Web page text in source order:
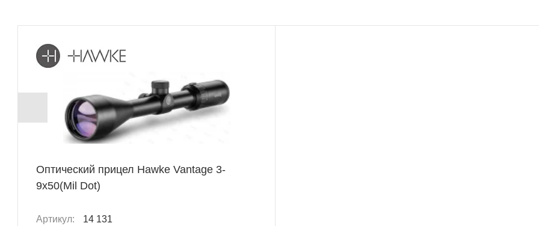
Оптический прицел Hawke Vantage 3-
9x50(Mil Dot)
Артикул:
14 131